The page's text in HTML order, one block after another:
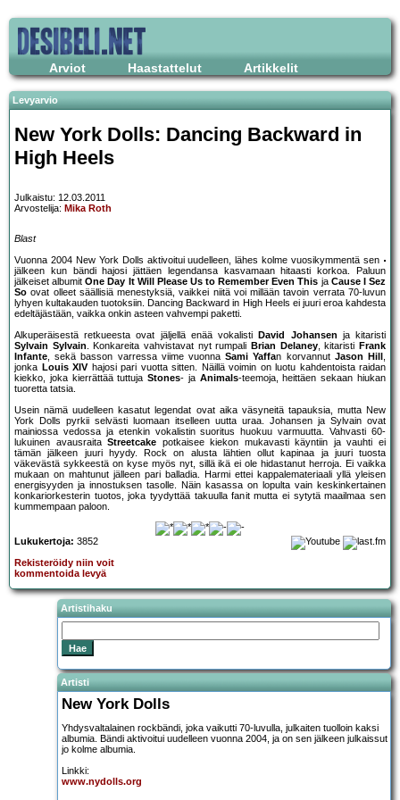
Arviot Haastattelut Artikkelit
Levyarvio
New York Dolls: Dancing Backward in
High Heels
Julkaistu: 12.03.2011
Arvostelija: Mika Roth
Blast
Vuonna 2004 New York Dolls aktivoitui uudelleen, lähes kolme vuosikymmentä sen
jälkeen kun bändi hajosi jättäen legendansa kasvamaan hitaasti korkoa. Paluun
jälkeiset albumitOne Day It Will Please Us to Remember Even This ja Cause I Sez
So ovat olleet säällisiä menestyksiä, vaikkei niitä voi millään tavoin verrata 70-luvun
lyhyen kultakauden tuotoksiin. Dancing Backward in High Heels ei juuri eroa kahdesta
edeltäjästään, vaikka onkin asteen vahvempi paketti.
Alkuperäisestä retkueesta ovat jäljellä enää vokalisti
David Johansen ja kitaristi
Sylvain Sylvain. Konkareita vahvistavat nyt rumpali Brian Delaney, kitaristi Frank
Infante, sekä basson varressa viime vuonnaSami Yaffan korvannut Jason Hill ,
jonka Louis XIVhajosi pari vuotta sitten. Näillä voimin on luotu kahdentoista raidan
kiekko, joka kierrättää tuttujaStones- ja Animals-teemoja, heittäen sekaan hiukan
tuoretta tatsia.
Usein nämä uudelleen kasatut legendat ovat aika väsyneitä tapauksia, mutta New
York Dolls pyrkii selvästi luomaan itselleen uutta uraa. Johansen ja Sylvain ovat
mainiossa vedossa ja etenkin vokalistin suoritus huokuu varmuutta. Vahvasti 60-
lukuinen avausraitaStreetcake potkaisee kiekon mukavasti käyntiin ja vauhti ei
tämän jälkeen juuri hyydy. Rock on alusta lähtien ollut kapinaa ja juuri tuosta
väkevästä sykkeestä on kyse myös nyt, sillä ikä ei ole hidastanut herroja. Ei vaikka
mukaan on mahtunut jälleen pari balladia. Harmi ettei kappalemateriaali yllä yleisen
energisyyden ja innostuksen tasolle. Näin kasassa on lopulta vain keskinkertainen
konkariorkesterin tuotos, joka tyydyttää takuulla fanit mutta ei sytytä maailmaa sen
kummempaan paloon.
Lukukertoja: 3852
Rekisteröidy niin voit
kommentoida levyä
Artistihaku
Artisti
New York Dolls
Yhdysvaltalainen rockbändi, joka vaikutti 70-luvulla, julkaiten tuolloin kaksi
albumia. Bändi aktivoitui uudelleen vuonna 2004, ja on sen jälkeen julkaissut
jo kolme albumia.
Linkki:
www.nydolls.org